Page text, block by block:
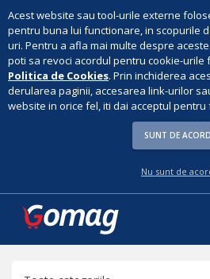
Acest website sau tool-urile externe
pentru buna lui functionare, in scopurile
uri. Pentru a afla mai multe despre
poti sa revoci acordul pentru cookie-urile
Politica de Cookies. Prin inchiderea
derularea paginii, accesarea link-urilor
website in orice fel, iti dai acceptul
SUNT DE ACORD
Nu sunt de